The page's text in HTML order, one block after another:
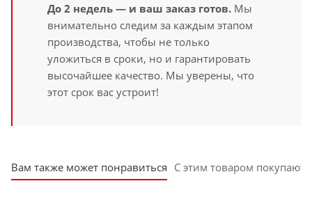
До 2 недель — и ваш заказ готов. Мы
внимательно следим за каждым этапом
производства, чтобы не только
уложиться в сроки, но и гарантировать
высочайшее качество. Мы уверены, что
этот срок вас устроит!
Вам также может понравиться С этим товаром покупают